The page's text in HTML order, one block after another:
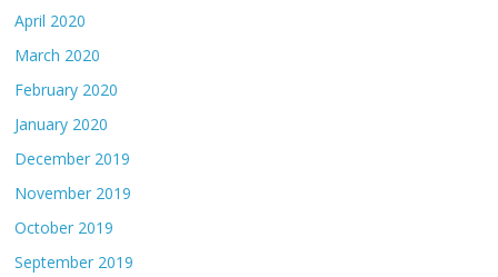
April 2020
March 2020
February 2020
January 2020
December 2019
November 2019
October 2019
September 2019